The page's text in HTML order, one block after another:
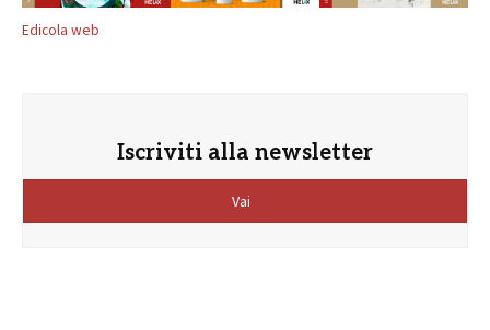
Edicola web
Iscriviti alla newsletter
Vai